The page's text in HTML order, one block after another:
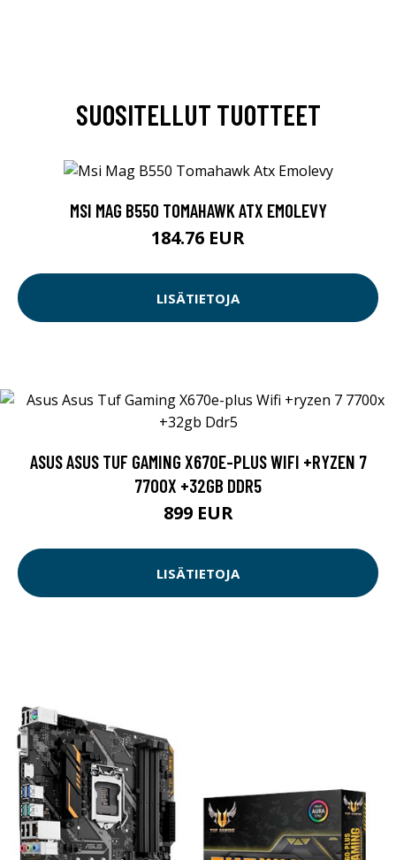
SUOSITELLUT TUOTTEET
MSI MAG B550 TOMAHAWK ATX EMOLEVY
184.76 EUR
LISÄTIETOJA
ASUS ASUS TUF GAMING X670E-PLUS WIFI +RYZEN 7
7700X +32GB DDR5
899 EUR
LISÄTIETOJA